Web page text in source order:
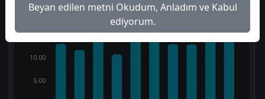
20.00
15.00
10.00
5.00
Beyan edilen metni Okudum, Anladım ve Kabul
ediyorum.